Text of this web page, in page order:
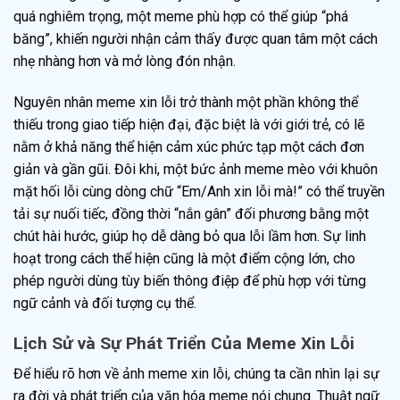
quá nghiêm trọng, một meme phù hợp có thể giúp “phá
băng”, khiến người nhận cảm thấy được quan tâm một cách
nhẹ nhàng hơn và mở lòng đón nhận.
Nguyên nhân meme xin lỗi trở thành một phần không thể
thiếu trong giao tiếp hiện đại, đặc biệt là với giới trẻ, có lẽ
nằm ở khả năng thể hiện cảm xúc phức tạp một cách đơn
giản và gần gũi. Đôi khi, một bức ảnh meme mèo với khuôn
mặt hối lỗi cùng dòng chữ “Em/Anh xin lỗi mà!” có thể truyền
tải sự nuối tiếc, đồng thời “nắn gân” đối phương bằng một
chút hài hước, giúp họ dễ dàng bỏ qua lỗi lầm hơn. Sự linh
hoạt trong cách thể hiện cũng là một điểm cộng lớn, cho
phép người dùng tùy biến thông điệp để phù hợp với từng
ngữ cảnh và đối tượng cụ thể.
Lịch Sử và Sự Phát Triển Của Meme Xin Lỗi
Để hiểu rõ hơn về ảnh meme xin lỗi, chúng ta cần nhìn lại sự
ra đời và phát triển của văn hóa meme nói chung. Thuật ngữ